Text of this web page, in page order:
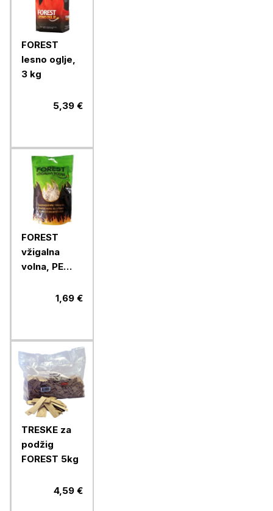
FOREST
lesno oglje,
3 kg
5,39 €
FOREST
vžigalna
volna, PE
1,69 €
TRESKE za
podžig
FOREST 5kg
4,59 €